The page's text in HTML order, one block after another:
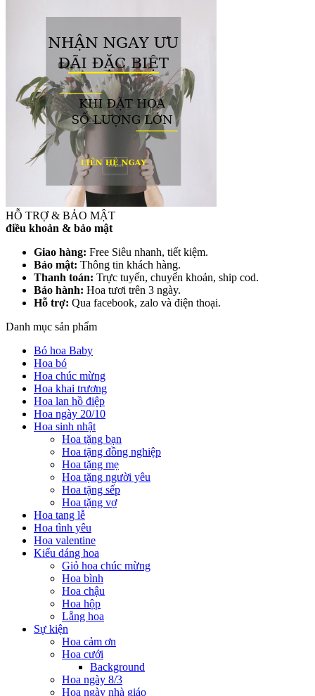
HỖ TRỢ & BẢO MẬT
điều khoản & bảo mật
Giao hàng: Free Siêu nhanh, tiết kiệm.
Bảo mật: Thông tin khách hàng.
Thanh toán: Trực tuyến, chuyển khoản, ship cod.
Bảo hành: Hoa tươi trên 3 ngày.
Hỗ trợ: Qua facebook, zalo và điện thoại.
Danh mục sản phẩm
Bó hoa Baby
Hoa bó
Hoa chúc mừng
Hoa khai trương
Hoa lan hồ điệp
Hoa ngày 20/10
Hoa sinh nhật
Hoa tặng bạn
Hoa tặng đồng nghiệp
Hoa tặng mẹ
Hoa tặng người yêu
Hoa tặng sếp
Hoa tặng vợ
Hoa tang lễ
Hoa tình yêu
Hoa valentine
Kiểu dáng hoa
Giỏ hoa chúc mừng
Hoa bình
Hoa chậu
Hoa hộp
Lẵng hoa
Sự kiện
Hoa cảm ơn
Hoa cưới
Background
Hoa ngày 8/3
Hoa ngày nhà giáo